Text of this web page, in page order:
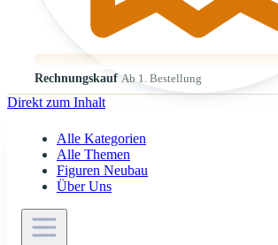
Rechnungskauf Ab 1. Bestellung
Direkt zum Inhalt
Alle Kategorien
Alle Themen
Figuren Neubau
Über Uns